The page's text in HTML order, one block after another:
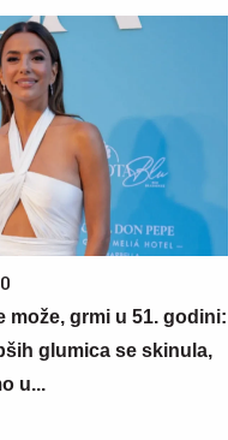
može, grmi u 51. godini:
glumica se skinula,
u...